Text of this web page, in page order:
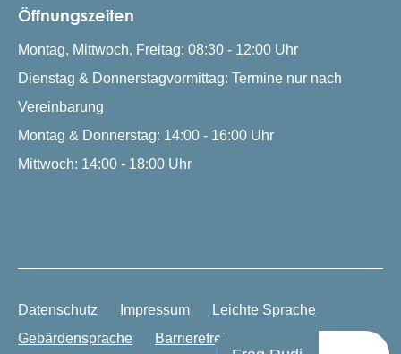
Öffnungszeiten
Montag, Mittwoch, Freitag: 08:30 - 12:00 Uhr
Dienstag & Donnerstagvormittag: Termine nur nach
Vereinbarung
Montag & Donnerstag: 14:00 - 16:00 Uhr
Mittwoch: 14:00 - 18:00 Uhr
Datenschutz Impressum
Leichte Sprache
Gebärdensprache
Barrierefreiheit